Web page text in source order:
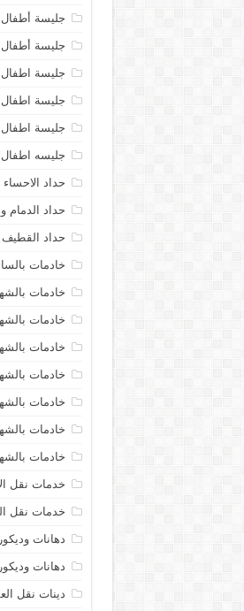
جليسة
جليسة
جليسة
جليسة
جليسة
جليسه اطفال
حداد الاحساء
حداد الدمام
حداد القطيف
خادمات
خادمات
خادمات
خادمات
خادمات
خادمات
خادمات
خادمات
خدمات نقل
خدمات نقل
دهانات
دهانات
دينات نقل